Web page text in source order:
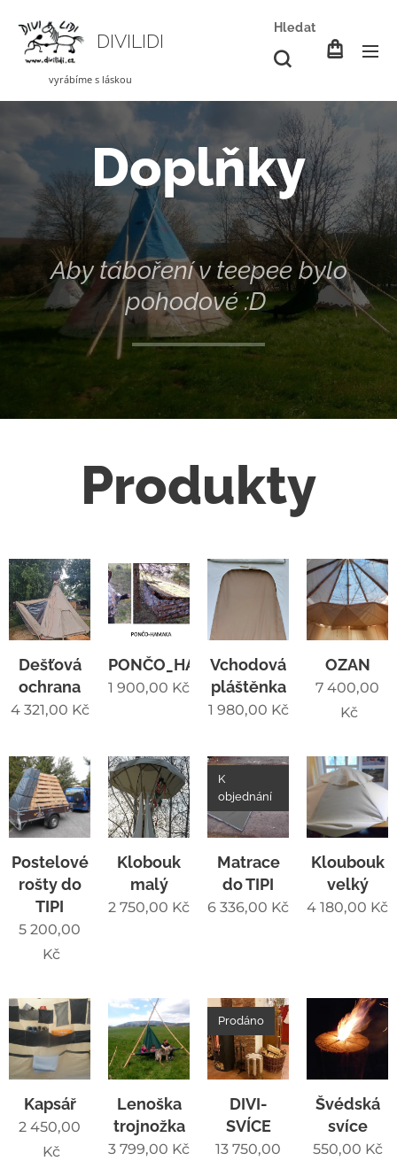
DIVILIDI
vyrábíme s láskou
Hledat
Doplňky
Aby táboření v teepee bylo
pohodové :D
Produkty
Dešťová
ochrana
4 321,00 Kč
PONČO_HAMAKA
1 900,00 Kč
Vchodová
pláštěnka
1 980,00 Kč
OZAN
7 400,00
Kč
Postelové
rošty do
TIPI
5 200,00
Kč
Klobouk
malý
2 750,00 Kč
Matrace
do TIPI
K
objednání
6 336,00 Kč
Kloubouk
velký
4 180,00 Kč
Kapsář
2 450,00
Kč
Lenoška
trojnožka
3 799,00 Kč
DIVI-
SVÍCE
Prodáno
13 750,00
Švédská
svíce
550,00 Kč